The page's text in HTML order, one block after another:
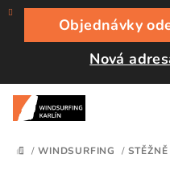
Přejít
obsah
Objednávky
Nová
DOMŮ
/ WINDSURFING / STĚŽNĚ